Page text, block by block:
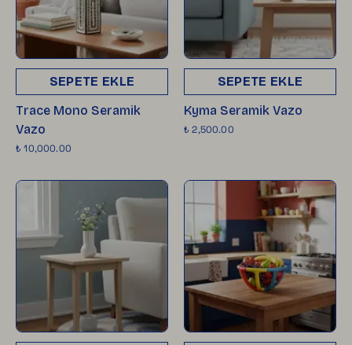
SEPETE EKLE
Trace Mono Seramik
Vazo
₺ 10,000.00
SEPETE EKLE
Kyma Seramik Vazo
₺ 2,500.00